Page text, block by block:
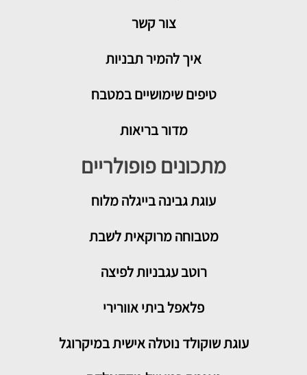
צור קשר
איך להמיר תבניות
טיפים שימושיים במטבח
מדור בריאות
מתכונים פופולריים
עוגת גבינה בייגלה מלוח
מטבוחה מרוקאית לשבת
רוטב עגבניות לפיצה
פלאפל ביתי אוורירי
עוגת שוקולד נוטלה אישית במיקרוגל